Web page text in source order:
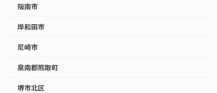
阪南市
岸和田市
尼崎市
泉南郡熊取町
堺市北区